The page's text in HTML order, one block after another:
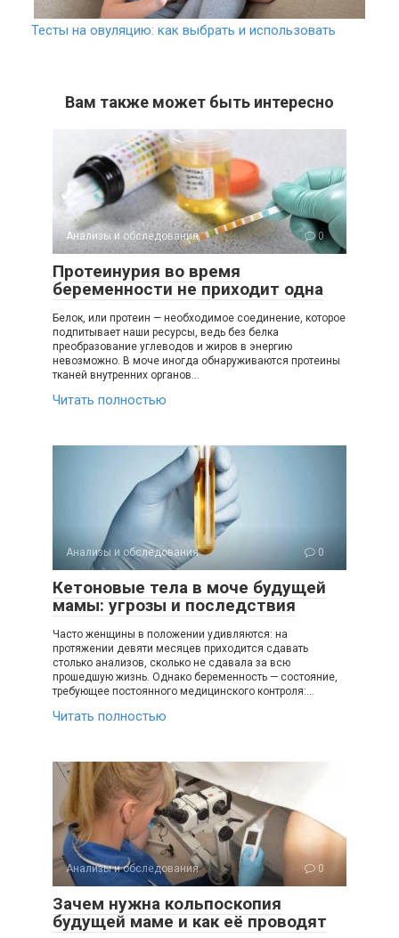
Тесты на овуляцию: как выбрать и использовать
Вам также может быть интересно
Анализы и обследования 0
Протеинурия во время
беременности не приходит одна
Белок, или протеин — необходимое соединение, которое
подпитывает наши ресурсы, ведь без белка
преобразование углеводов и жиров в энергию
невозможно. В моче иногда обнаруживаются протеины
тканей внутренних органов…
Читать полностью
Анализы и обследования 0
Кетоновые тела в моче будущей
мамы: угрозы и последствия
Часто женщины в положении удивляются: на
протяжении девяти месяцев приходится сдавать
столько анализов, сколько не сдавала за всю
прошедшую жизнь. Однако беременность — состояние,
требующее постоянного медицинского контроля:…
Читать полностью
Анализы и обследования 0
Зачем нужна кольпоскопия
будущей маме и как её проводят